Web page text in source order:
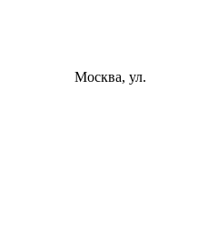
Москва, ул.